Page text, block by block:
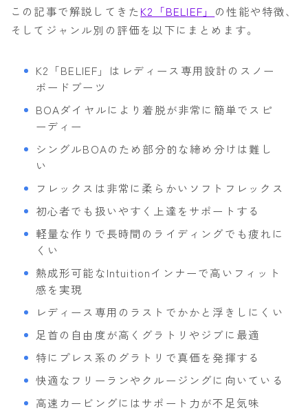
この記事で解説してきたK2「BELIEF」 の性能や特徴、
そしてジャンル別の評価を以下にまとめます。
K2「BELIEF」はレディース専用設計のスノー
ボードブーツ
BOAダイヤルにより着脱が非常に簡単でスピ
ーディー
シングルBOAのため部分的な締め分けは難し
い
フレックスは非常に柔らかいソフトフレックス
初心者でも扱いやすく上達をサポートする
軽量な作りで長時間のライディングでも疲れに
くい
熱成形可能なIntuitionインナーで高いフィット
感を実現
レディース専用のラストでかかと浮きしにくい
足首の自由度が高くグラトリやジブに最適
特にプレス系のグラトリで真価を発揮する
快適なフリーランやクルージングに向いている
高速カービングにはサポート力が不足気味